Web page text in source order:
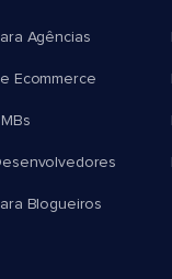
Agências
Ecommerce
Blogueiros